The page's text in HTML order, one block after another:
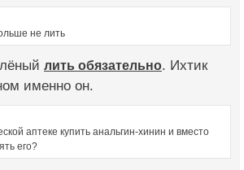
не лить
лить обязательно. Ихтик
именно он.
аптеке купить анальгин-хинин и вместо
его?